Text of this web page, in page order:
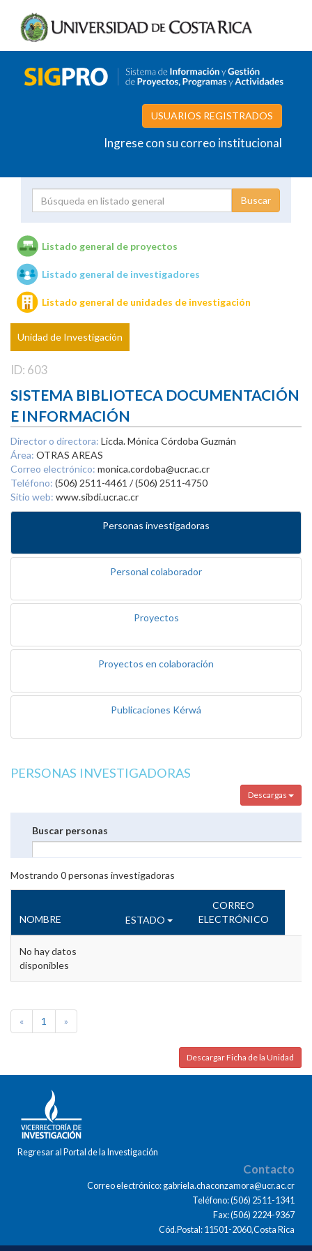
USUARIOS REGISTRADOS
Ingrese con su correo institucional
Unidades de investigación
Listado general de proyectos
Listado general de investigadores
Listado general de unidades de investigación
Unidad de Investigación
ID: 603
SISTEMA BIBLIOTECA DOCUMENTACIÓN
E INFORMACIÓN
Director o directora: Licda. Mónica Córdoba Guzmán
Área: OTRAS AREAS
Correo electrónico: monica.cordoba@ucr.ac.cr
Teléfono: (506) 2511-4461 / (506) 2511-4750
Sitio web: www.sibdi.ucr.ac.cr
Personas investigadoras
Personal colaborador
Proyectos
Proyectos en colaboración
Publicaciones Kérwá
PERSONAS INVESTIGADORAS
Descargas
Buscar personas
Mostrando 0personas investigadoras
NOMBRE ESTADO
CORREO
ELECTRÓNICO
No hay datos
disponibles
« 1 »
Descargar Ficha de la Unidad
Regresar al Portal de la Investigación
Contacto
Correo electrónico: gabriela.chaconzamora@ucr.ac.cr
Teléfono: (506) 2511-1341
Fax: (506) 2224-9367
Cód.Postal: 11501-2060,Costa Rica